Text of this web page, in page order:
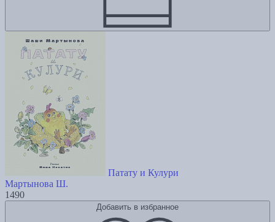
Патату и Кулури
Мартынова Ш.
1490
Добавить в избранное